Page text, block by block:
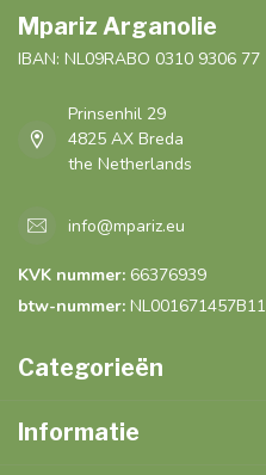
Mpariz Arganolie
IBAN: NL09RABO 0310 9306 77
Prinsenhil 29
4825 AX Breda
the Netherlands
info@mpariz.eu
KVK nummer: 66376939
btw-nummer: NL001671457B11
Categorieën
Informatie